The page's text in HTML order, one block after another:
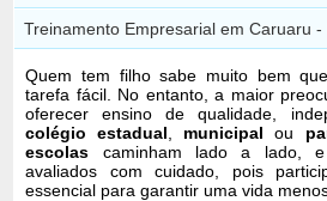
Treinamento Empresarial em Caruaru -
Quem tem filho sabe muito bem que
tarefa fácil. No entanto, a maior
oferecer ensino de qualidade,
colégio estadual
municipal ou
escolas caminham lado a lado,
avaliados com cuidado, pois
essencial para garantir uma vida